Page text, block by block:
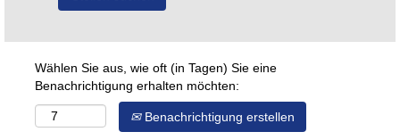
Wählen Sie aus, wie oft (in Tagen) Sie eine
Benachrichtigung erhalten möchten:
Benachrichtigung erstellen